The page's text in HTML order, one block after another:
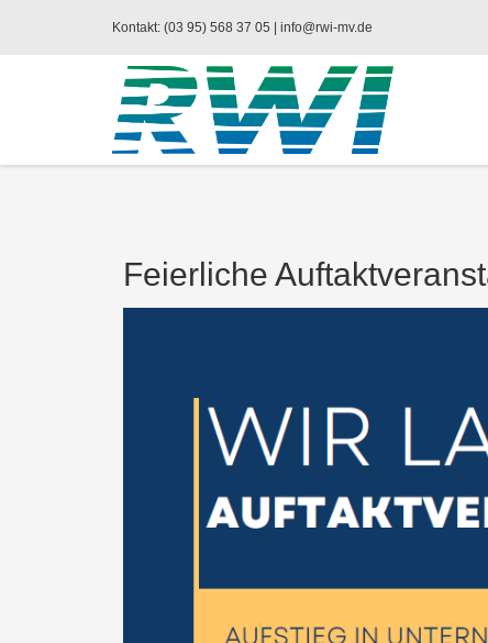
Kontakt: (03 95) 568 37 05 | info@rwi-mv.de
Feierliche